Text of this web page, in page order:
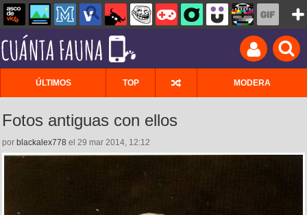
ÚLTIMOS TOP MODERA
Fotos antiguas con ellos
por blackalex778 el 29 mar 2014, 12:12